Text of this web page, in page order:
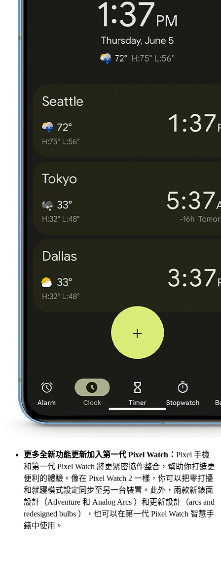
更多全新功能更新加入第一代 Pixel Watch： Pixel 手機
和第一代 Pixel Watch 將更緊密協作整合，幫助你打造更
便利的體驗。像在 Pixel Watch 2 一樣，你可以把零打擾
和就寢模式設定同步至另一台裝置。此外，兩款新錶面
設計（Adventure 和 Analog Arcs ）和更新設計（arcs and
redesigned bulbs ），也可以在第一代 Pixel Watch 智慧手
錶中使用。